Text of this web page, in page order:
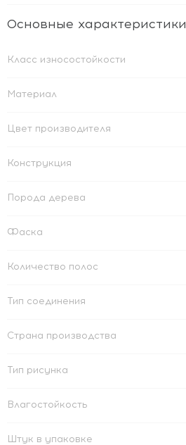
Основные характеристики
Класс износостойкости
Материал
Цвет производителя
Конструкция
Порода дерева
Фаска
Количество полос
Тип соединения
Страна производства
Тип рисунка
Влагостойкость
Штук в упаковке